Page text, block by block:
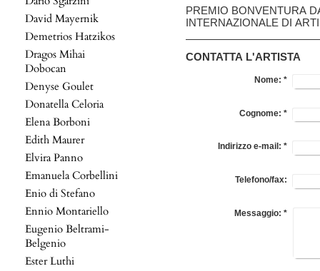
David Mayernik
Demetrios Hatzikos
Dragos Mihai
Dobocan
Denyse Goulet
Donatella Celoria
Elena Borboni
Edith Maurer
Elvira Panno
Emanuela Corbellini
Enio di Stefano
Ennio Montariello
Eugenio Beltrami-
Belgenio
Ester Luthi
PREMIO BONVENTURA
INTERNAZIONALE DI
CONTATTA L'ARTISTA
Nome: *
Cognome: *
Indirizzo e-mail: *
Telefono/fax:
Messaggio: *